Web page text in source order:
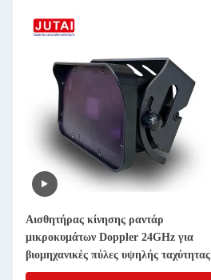
Αισθητήρας κίνησης ραντάρ
μικροκυμάτων Doppler 24GHz για
βιομηχανικές πύλες υψηλής ταχύτητας